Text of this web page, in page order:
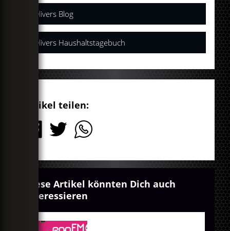
Olivers Blog
Olivers Haushaltstagebuch
Artikel teilen:
Diese Artikel könnten Dich auch
interessieren